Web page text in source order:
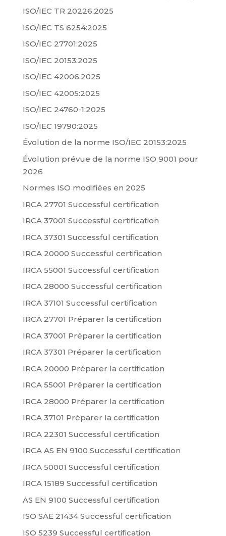
ISO/IEC TR 20226:2025
ISO/IEC TS 6254:2025
ISO/IEC 27701:2025
ISO/IEC 20153:2025
ISO/IEC 42006:2025
ISO/IEC 42005:2025
ISO/IEC 24760-1:2025
ISO/IEC 19790:2025
Évolution de la norme ISO/IEC 20153:2025
Évolution prévue de la norme ISO 9001 pour
2026
Normes ISO modifiées en 2025
IRCA 27701 Successful certification
IRCA 37001 Successful certification
IRCA 37301 Successful certification
IRCA 20000 Successful certification
IRCA 55001 Successful certification
IRCA 28000 Successful certification
IRCA 37101 Successful certification
IRCA 27701 Préparer la certification
IRCA 37001 Préparer la certification
IRCA 37301 Préparer la certification
IRCA 20000 Préparer la certification
IRCA 55001 Préparer la certification
IRCA 28000 Préparer la certification
IRCA 37101 Préparer la certification
IRCA 22301 Successful certification
IRCA AS EN 9100 Successful certification
IRCA 50001 Successful certification
IRCA 15189 Successful certification
AS EN 9100 Successful certification
ISO SAE 21434 Successful certification
ISO 5239 Successful certification